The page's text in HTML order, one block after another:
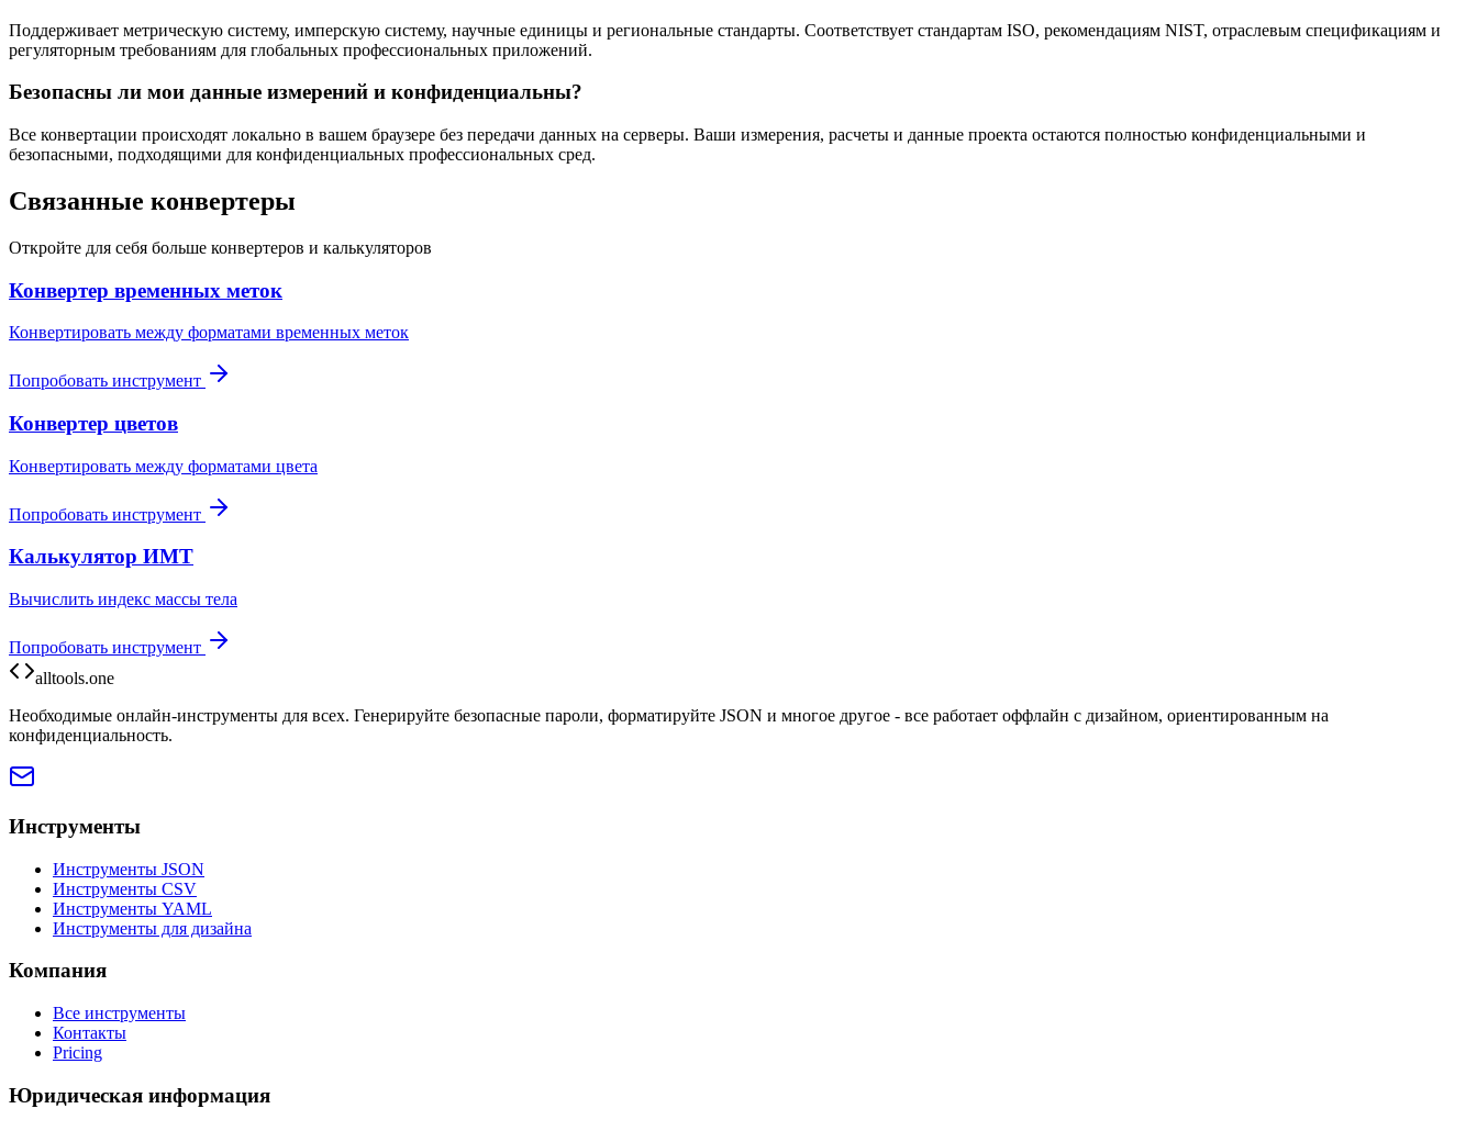
Поддерживает метрическую систему, имперскую систему, научные единицы и региональные стандарты. Соответствует стандартам ISO, рекомендациям NIST, отраслевым спецификациям и
регуляторным требованиям для глобальных профессиональных приложений.
Безопасны ли мои данные измерений и конфиденциальны?
Все конвертации происходят локально в вашем браузере без передачи данных на серверы. Ваши измерения, расчеты и данные проекта остаются полностью конфиденциальными и
безопасными, подходящими для конфиденциальных профессиональных сред.
Связанные конвертеры
Откройте для себя больше конвертеров и калькуляторов
Конвертер временных меток
Конвертировать между форматами временных меток
Попробовать инструмент
Конвертер цветов
Конвертировать между форматами цвета
Попробовать инструмент
Калькулятор ИМТ
Вычислить индекс массы тела
Попробовать инструмент
alltools.one
Необходимые онлайн-инструменты для всех. Генерируйте безопасные пароли, форматируйте JSON и многое другое - все работает оффлайн с дизайном, ориентированным на
конфиденциальность.
Инструменты
Инструменты JSON
Инструменты CSV
Инструменты YAML
Инструменты для дизайна
Компания
Все инструменты
Контакты
Pricing
Юридическая информация